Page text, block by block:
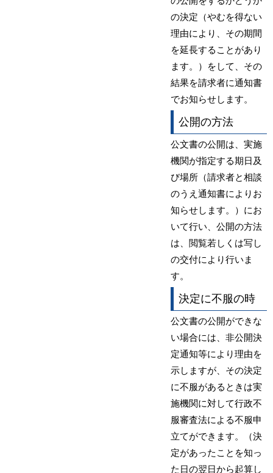
の決定（やむを得ない
理由により、その期間
を延長することがあり
ます。）をして、その
結果を請求者に通知書
でお知らせします。
公開の方法
公文書の公開は、実施
機関が指定する期日及
び場所（請求者と相談
のうえ通知書によりお
知らせします。）にお
いて行い、公開の方法
は、閲覧若しくは写し
の交付により行いま
す。
決定に不服の時
公文書の公開ができな
い場合には、非公開決
定通知等により理由を
示しますが、その決定
に不服があるときは実
施機関に対して行政不
服審査法による不服申
立てができます。（決
定があったことを知っ
た日の翌日から起算し